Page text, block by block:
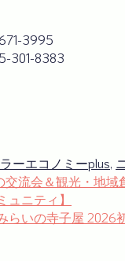
3995
301-8383
ーエコノミーplus,
流会＆観光・地域
ニティ】
らいの寺子屋 2026